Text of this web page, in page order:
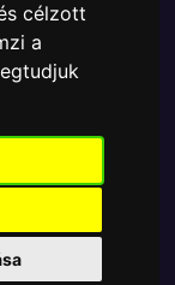
célzott
a